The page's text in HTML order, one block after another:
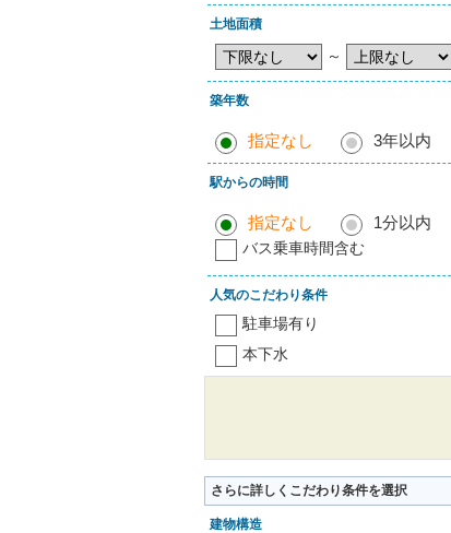
土地面積
～
築年数
指定なし 3年以内
駅からの時間
指定なし 1分以内
バス乗車時間含む
人気のこだわり条件
駐車場有り
本下水
さらに詳しくこだわり条件を選択
建物構造